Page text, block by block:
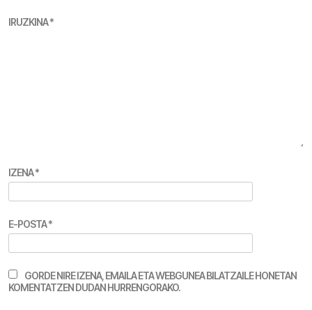
IRUZKINA*
IZENA*
E-POSTA*
GORDE NIRE IZENA, EMAILA ETA WEBGUNEA BILATZAILE HONETAN
KOMENTATZEN DUDAN HURRENGORAKO.